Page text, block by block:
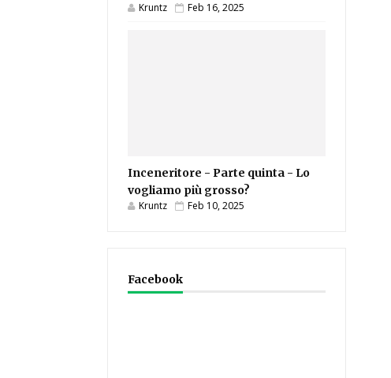
Kruntz Feb 16, 2025
Inceneritore - Parte quinta - Lo
vogliamo più grosso?
Kruntz Feb 10, 2025
Facebook